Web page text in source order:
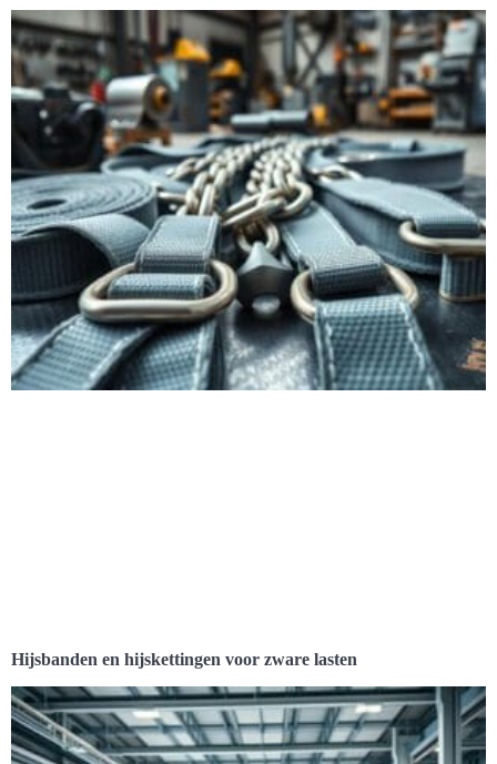
Hijsbanden en hijskettingen voor zware lasten